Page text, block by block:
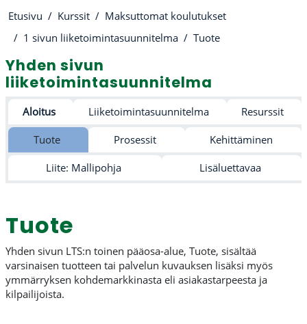
Etusivu Kurssit
Maksuttomat koulutukset
1 sivun liiketoimintasuunnitelma
Tuote
Yhden sivun
liiketoimintasuunnitelma
Osion ääriviiva
Aloitus Liiketoimintasuunnitelma Resurssit
Tuote Prosessit Kehittäminen
Liite: Mallipohja Lisäluettavaa
Tuote
Yhden sivun LTS:n toinen pääosa-alue, Tuote, sisältää
varsinaisen tuotteen tai palvelun kuvauksen lisäksi myös
ymmärryksen kohdemarkkinasta eli asiakastarpeesta ja
kilpailijoista.